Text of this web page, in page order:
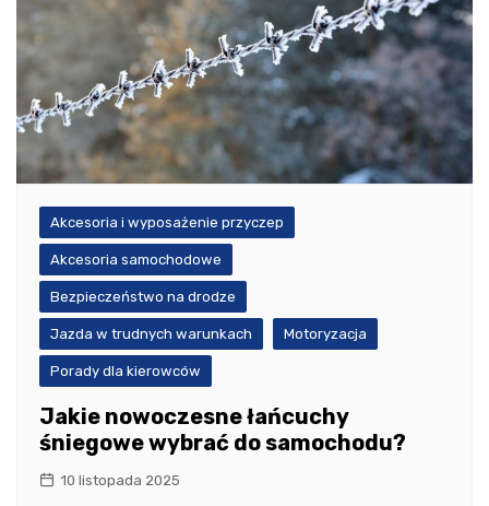
Akcesoria i wyposażenie przyczep
Akcesoria samochodowe
Bezpieczeństwo na drodze
Jazda w trudnych warunkach Motoryzacja
Porady dla kierowców
Jakie nowoczesne łańcuchy
śniegowe wybrać do samochodu?
10 listopada 2025